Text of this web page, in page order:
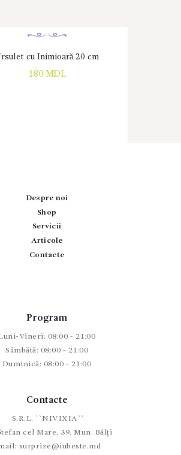
cu Inimioară 20 cm
180 MDL
Despre noi
Shop
Servicii
Articole
Contacte
Program
Vineri: 08:00 - 21:00
Sâmbătă: 08:00 - 21:00
Duminică: 08:00 - 21:00
Contacte
S.R.L. ``NIVIXIA``
cel Mare, 39. Mun. Bălți
surprize@iubeste.md